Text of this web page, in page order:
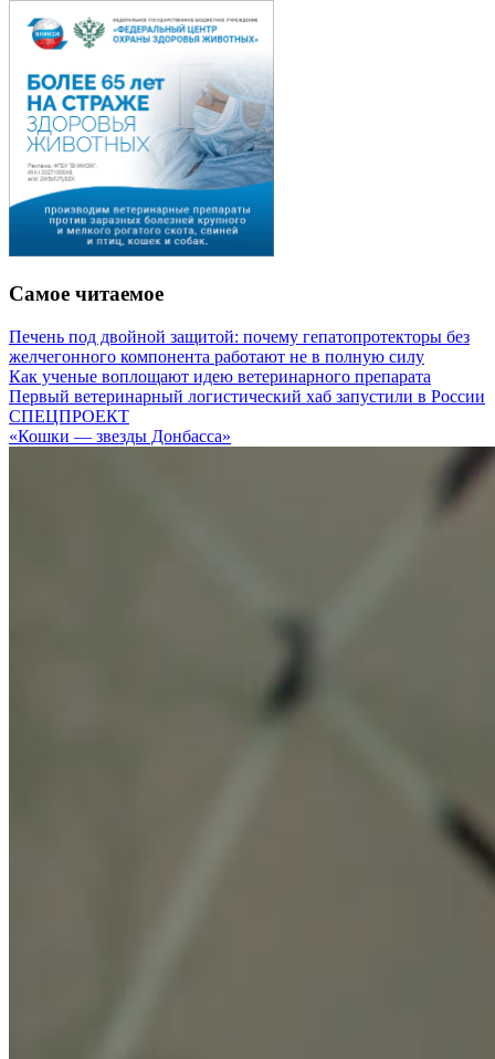
Самое читаемое
Печень под двойной защитой: почему гепатопротекторы без
желчегонного компонента работают не в полную силу
Как ученые воплощают идею ветеринарного препарата
Первый ветеринарный логистический хаб запустили в России
СПЕЦПРОЕКТ
«Кошки — звезды Донбасса»